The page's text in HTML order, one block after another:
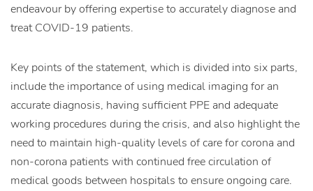
endeavour by offering expertise to accurately diagnose and
treat COVID-19 patients.
Key points of the statement, which is divided into six parts,
include the importance of using medical imaging for an
accurate diagnosis, having sufficient PPE and adequate
working procedures during the crisis, and also highlight the
need to maintain high-quality levels of care for corona and
non-corona patients with continued free circulation of
medical goods between hospitals to ensure ongoing care.